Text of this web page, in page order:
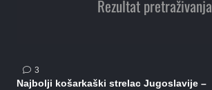
Rezultat pretraživanja
3komentara
Najbolji košarkaški strelac Jugoslavije –